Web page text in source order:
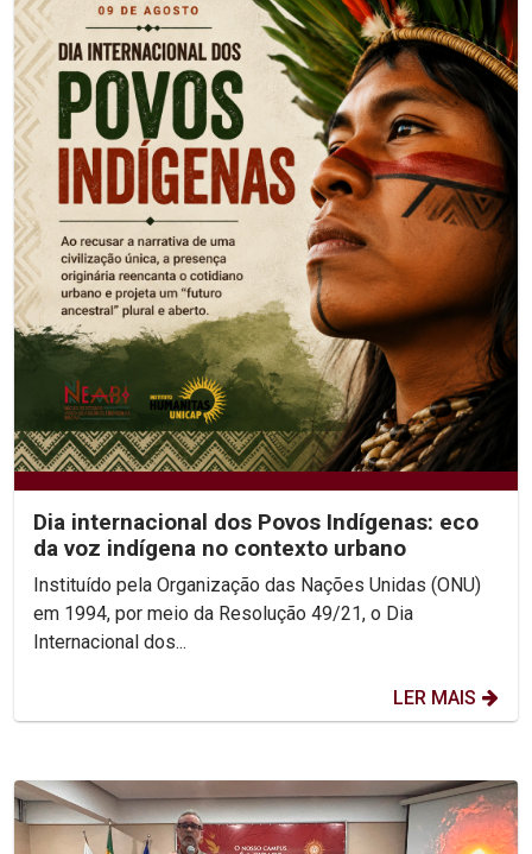
Dia internacional dos Povos Indígenas: eco
da voz indígena no contexto urbano
Instituído pela Organização das Nações Unidas (ONU)
em 1994, por meio da Resolução 49/21, o Dia
Internacional dos...
LER MAIS